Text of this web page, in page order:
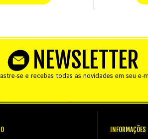
NEWSLETTER
se e recebas todas as novidades em seu e-
INFORMAÇÕES